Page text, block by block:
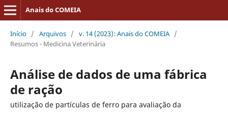
Anais do COMEIA
Início / Arquivos / v. 14 (2023): Anais do COMEIA /
Resumos - Medicina Veterinária
Análise de dados de uma fábrica
de ração
utilização de partículas de ferro para avaliação da